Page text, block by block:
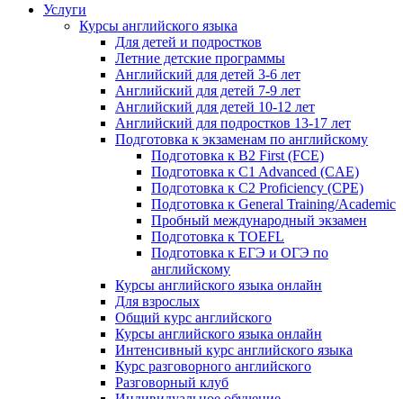
Услуги
Курсы английского языка
Для детей и подростков
Летние детские программы
Английский для детей 3-6 лет
Английский для детей 7-9 лет
Английский для детей 10-12 лет
Английский для подростков 13-17 лет
Подготовка к экзаменам по английскому
Подготовка к B2 First (FCE)
Подготовка к C1 Advanced (CAE)
Подготовка к C2 Proficiency (CPE)
Подготовка к General Training/Academic
Пробный международный экзамен
Подготовка к TOEFL
Подготовка к ЕГЭ и ОГЭ по
английскому
Курсы английского языка онлайн
Для взрослых
Общий курс английского
Курсы английского языка онлайн
Интенсивный курс английского языка
Курс разговорного английского
Разговорный клуб